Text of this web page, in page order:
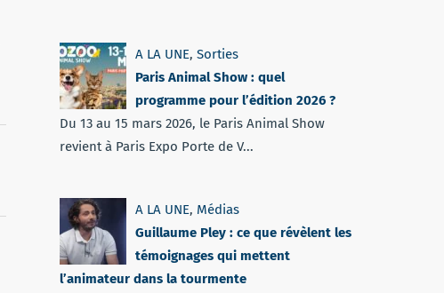
A LA UNE, Sorties
Paris Animal Show : quel
programme pour l’édition 2026 ?
Du 13 au 15 mars 2026, le Paris Animal Show
revient à Paris Expo Porte de V...
A LA UNE, Médias
Guillaume Pley : ce que révèlent les
témoignages qui mettent
l’animateur dans la tourmente